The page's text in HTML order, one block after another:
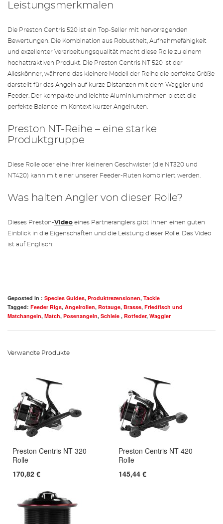
Leistungsmerkmalen
Die Preston Centris 520 ist ein Top-Seller mit hervorragenden
Bewertungen. Die Kombination aus Robustheit, Aufnahmefähigkeit
und exzellenter Verarbeitungsqualität macht diese Rolle zu einem
hochattraktiven Produkt. Die Preston Centris NT 520 ist der
Alleskönner, während das kleinere Modell der Reihe die perfekte Größe
darstellt für das Angeln auf kurze Distanzen mit dem Waggler und
Feeder. Der kompakte und leichte Aluminiumrahmen bietet die
perfekte Balance im Kontext kurzer Angelruten.
Preston NT-Reihe – eine starke
Produktgruppe
Diese Rolle oder eine ihrer kleineren Geschwister (die NT320 und
NT420) kann mit einer unserer Feeder-Ruten kombiniert werden.
Was halten Angler von dieser Rolle?
Dieses Preston-Video eines Partneranglers gibt Ihnen einen guten
Einblick in die Eigenschaften und die Leistung dieser Rolle. Das Video
ist auf Englisch:
Geposted in : Species Guides, Produktrezensionen, Tackle
Tagged: Feeder Rigs, Angelrollen, Rotauge, Brasse, Friedfisch und
Matchangeln, Match, Posenangeln, Schleie , Rotfeder, Waggler
Verwandte Produkte
Preston Centris NT 320
Rolle
170,82 €
Preston Centris NT 420
Rolle
145,44 €